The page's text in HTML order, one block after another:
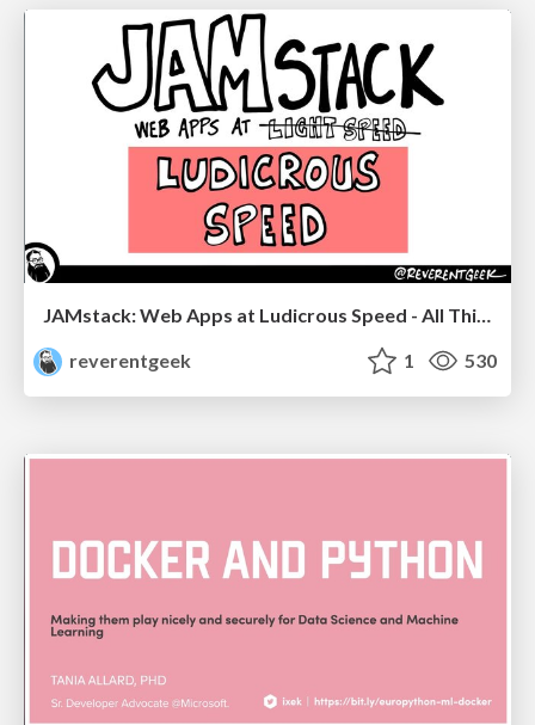
JAMstack: Web Apps at Ludicrous Speed - All Things Open 2022
reverentgeek
1 530